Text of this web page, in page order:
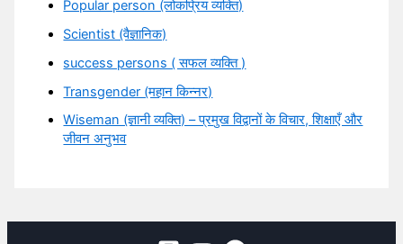
Popular person (लोकप्रिय व्यक्ति)
Scientist (वैज्ञानिक)
success persons ( सफल व्यक्ति )
Transgender (महान किन्नर)
Wiseman (ज्ञानी व्यक्ति) – प्रमुख विद्वानों के विचार, शिक्षाएँ और
जीवन अनुभव